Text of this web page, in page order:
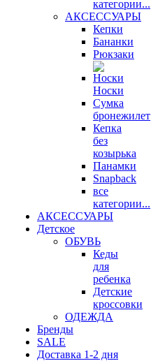
категории...
АКСЕССУАРЫ
Кепки
Бананки
Рюкзаки
Носки
Сумка
бронежилет
Кепка
без
козырька
Панамки
Snapback
все
категории...
АКСЕССУАРЫ
Детское
ОБУВЬ
Кеды
для
ребенка
Детские
кроссовки
ОДЕЖДА
Бренды
SALE
Доставка 1-2 дня